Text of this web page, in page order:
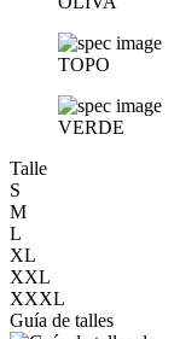
TOPO
VERDE
Talle
S
M
L
XL
XXL
XXXL
Guía de talles